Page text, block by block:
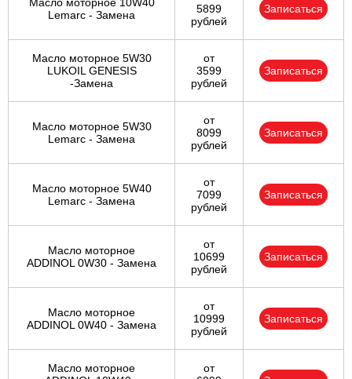
Ярославль
Масло моторное 10W40
Lemarc - Замена
5899
рублей
Записаться
Масло моторное 5W30
LUKOIL GENESIS
-Замена
от
3599
рублей
Записаться
Масло моторное 5W30
Lemarc - Замена
от
8099
рублей
Записаться
Масло моторное 5W40
Lemarc - Замена
от
7099
рублей
Записаться
Масло моторное
ADDINOL 0W30 - Замена
от
10699
рублей
Записаться
Масло моторное
ADDINOL 0W40 - Замена
от
10999
рублей
Записаться
Масло моторное
от